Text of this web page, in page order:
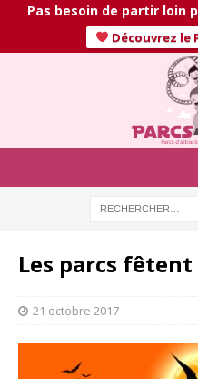
Pas besoin de partir loin
Découvrez le
Les parcs
21 octobre 2017